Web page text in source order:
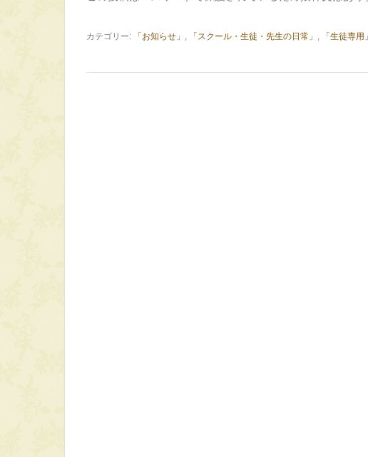
カテゴリー: 「お知らせ」 , 「スクール・生徒・先生の日常」 , 「生徒専用」